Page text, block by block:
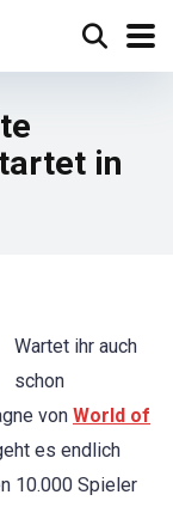
in
Wartet ihr auch
schon
von World of
es endlich
10.000 Spieler